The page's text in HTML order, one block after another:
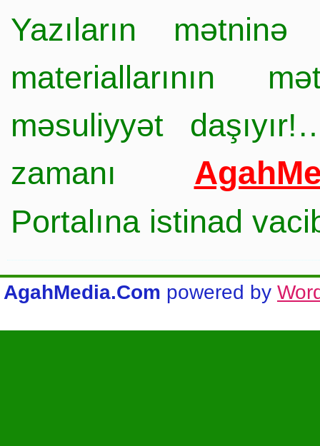
Yazıların
materiallarının
məsuliyyət
zamanı
Portalına istinad
AgahMedia.Com powered by